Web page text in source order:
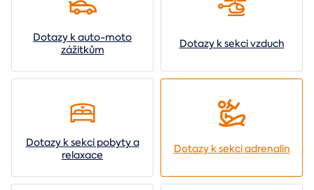
Dotazy k auto-moto
zážitkům
Dotazy k sekci vzduch
Dotazy k sekci pobyty a
relaxace
Dotazy k sekci adrenalin